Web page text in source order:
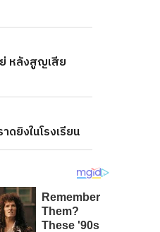
หลังสูญเสีย
ยิงในโรงเรียน